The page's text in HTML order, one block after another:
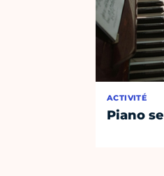
ACTIVITÉ
Piano